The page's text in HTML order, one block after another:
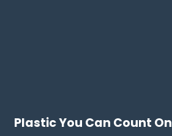
Plastic You Can Count On